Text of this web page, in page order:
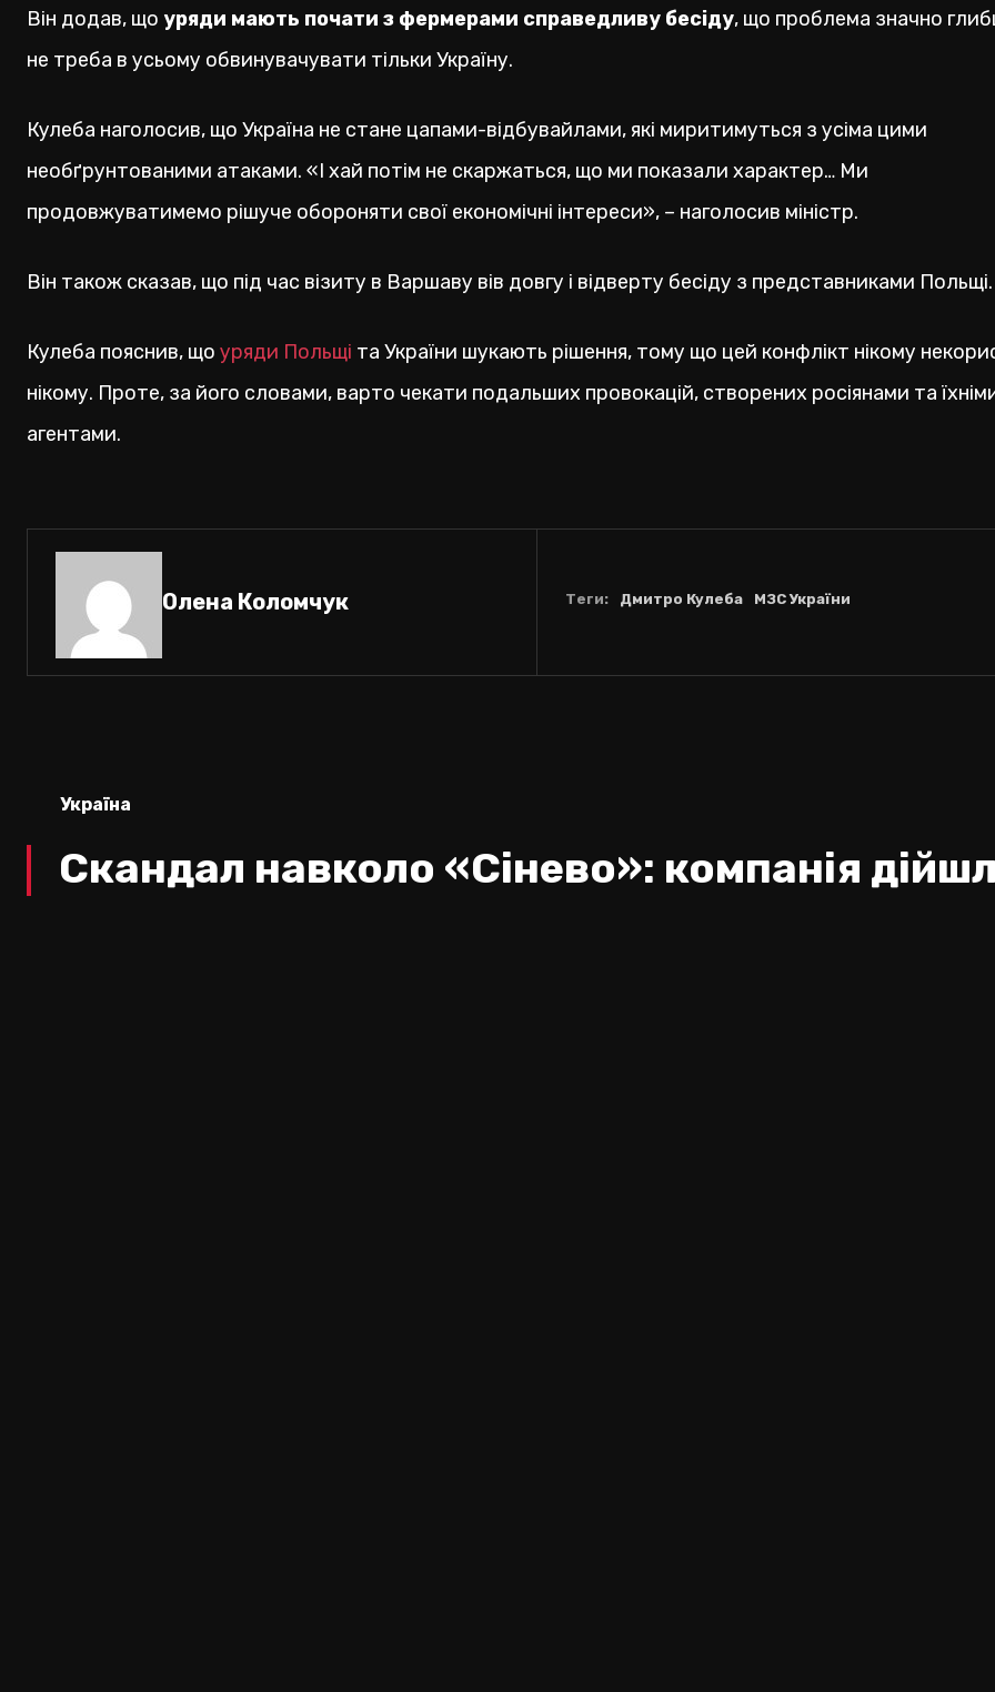
Він додав, що уряди мають почати з фермерами справедливу бесіду, що проблема значно
не треба в усьому обвинувачувати тільки Україну.
Кулеба наголосив, що Україна не стане цапами-відбувайлами, які миритимуться з усіма цими
необґрунтованими атаками. «І хай потім не скаржаться, що ми показали характер… Ми
продовжуватимемо рішуче обороняти свої економічні інтереси», – наголосив міністр.
Він також сказав, що під час візиту в Варшаву вів довгу і відверту бесіду з представниками Польщі.
Кулеба пояснив, що уряди Польщі та України шукають рішення, тому що цей конфлікт нікому
нікому. Проте, за його словами, варто чекати подальших провокацій, створених росіянами та
агентами.
Олена Коломчук Теги: Дмитро Кулеба МЗС України